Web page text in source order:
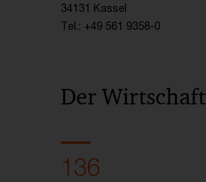
34131 Kassel
Tel.: +49 561 9358-0
Der
136